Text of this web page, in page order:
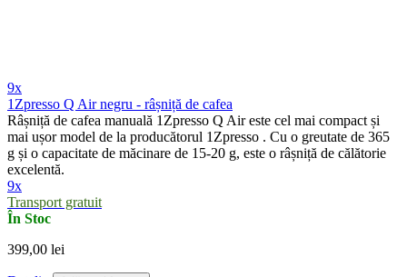
9x
1Zpresso Q Air negru - râșniță de cafea
Râșniță de cafea manuală 1Zpresso Q Air este cel mai compact și
mai ușor model de la producătorul 1Zpresso . Cu o greutate de 365
g și o capacitate de măcinare de 15-20 g, este o râșniță de călătorie
excelentă.
9x
Transport gratuit
În Stoc
399,00 lei